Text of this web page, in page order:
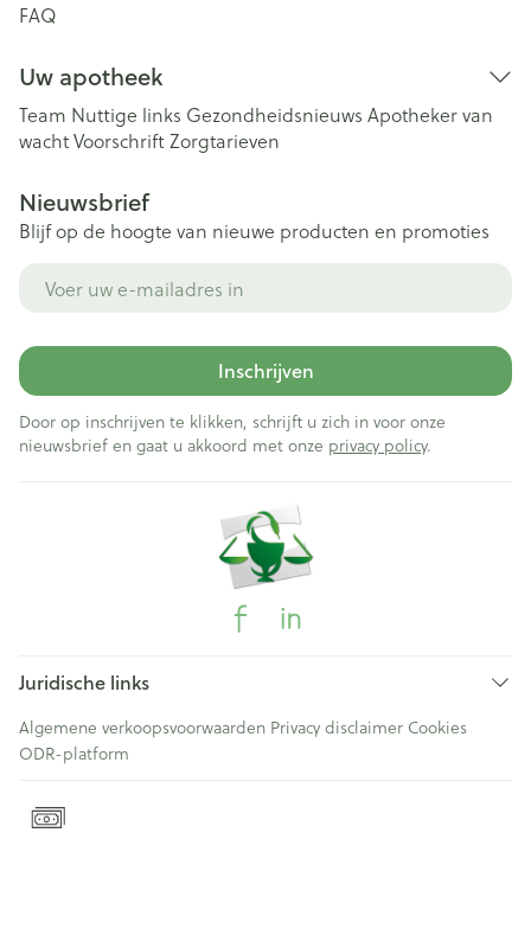
FAQ
Uw apotheek
Team Nuttige links Gezondheidsnieuws Apotheker van
wachtVoorschriftZorgtarieven
Nieuwsbrief
Blijf op de hoogte van nieuwe producten en promoties
Inschrijven
Door op inschrijven te klikken, schrijft u zich in voor onze
nieuwsbrief en gaat u akkoord met onze privacy policy.
Juridische links
Algemene verkoopsvoorwaarden Privacy disclaimer Cookies
ODR-platform